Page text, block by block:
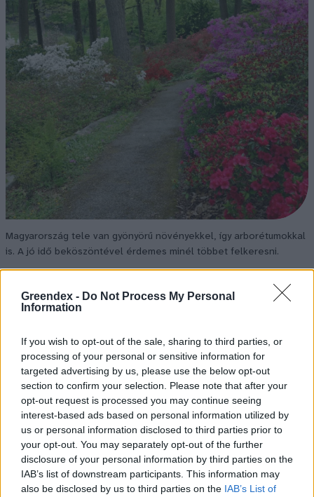
Greendex - Do Not Process My Personal
Information
If you wish to opt-out of the sale, sharing to third parties, or
processing of your personal or sensitive information for
targeted advertising by us, please use the below opt-out
section to confirm your selection. Please note that after your
opt-out request is processed you may continue seeing
interest-based ads based on personal information utilized by
us or personal information disclosed to third parties prior to
your opt-out. You may separately opt-out of the further
disclosure of your personal information by third parties on the
IAB’s list of downstream participants. This information may
also be disclosed by us to third parties on the IAB’s List of
Magyarország tele van gyönyörű növényekkel, így arborétumokkal
is. A jó idő beköszöntével érdemes minél többet felkeresni.
Születésnapi programokkal várja a
Fővárosi Állatkert
ÉLŐ BOLYGÓNK
Szedd magad őszibarack: itt vannak
a legjobb lelőhelyek!
SZEMLE